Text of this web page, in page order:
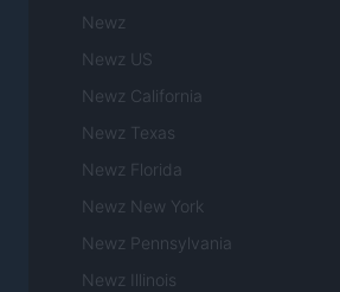
Newz
Newz US
Newz California
Newz Texas
Newz Florida
Newz New York
Newz Pennsylvania
Newz Illinois